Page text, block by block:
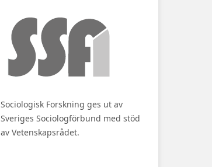
Sociologisk Forskning ges ut av
Sveriges Sociologförbund med stöd
av Vetenskapsrådet.